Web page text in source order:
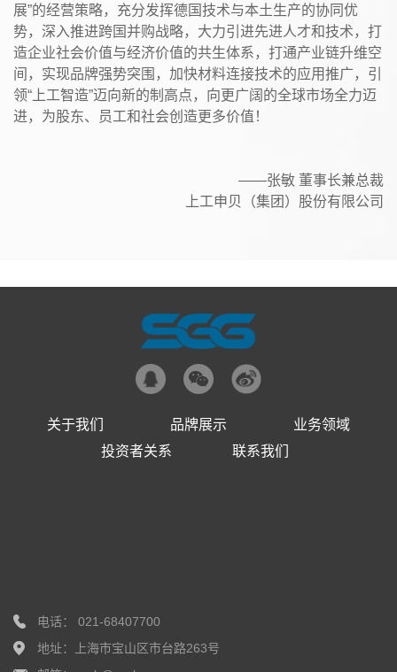
展”的经营策略，充分发挥德国技术与本土生产的协同优
势，深入推进跨国并购战略，大力引进先进人才和技术，打
造企业社会价值与经济价值的共生体系，打通产业链升维空
间，实现品牌强势突围，加快材料连接技术的应用推广，引
领“上工智造”迈向新的制高点，向更广阔的全球市场全力迈
进，为股东、员工和社会创造更多价值！
——张敏 董事长兼总裁
上工申贝（集团）股份有限公司
关于我们 品牌展示
业务领域
投资者关系
联系我们
电话： 021-68407700
地址：上海市宝山区市台路263号